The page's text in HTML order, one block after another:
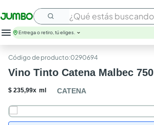
¿Qué estás buscando?
huevos
arroz
nutribela
aceite
Entrega o retiro, tú eliges.
:0290694
Vino Tinto Catena Malbec
$ 235,99x ml CATENA